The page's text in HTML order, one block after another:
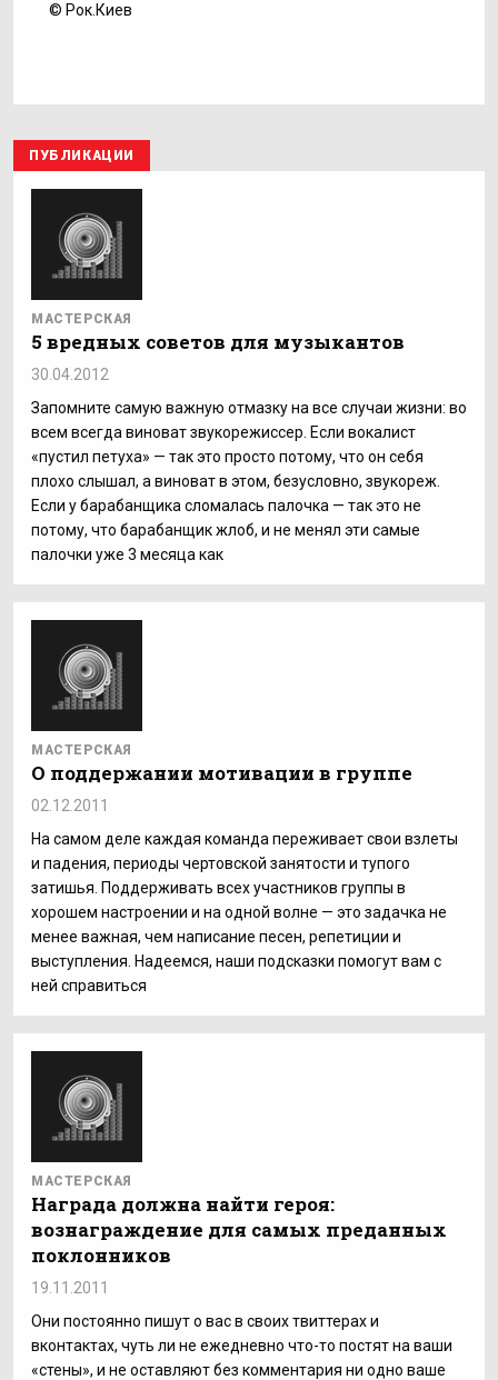
© Рок.Киев
ПУБЛИКАЦИИ
МАСТЕРСКАЯ
5 вредных советов для музыкантов
30.04.2012
Запомните самую важную отмазку на все случаи жизни: во
всем всегда виноват звукорежиссер. Если вокалист
«пустил петуха» — так это просто потому, что он себя
плохо слышал, а виноват в этом, безусловно, звукореж.
Если у барабанщика сломалась палочка — так это не
потому, что барабанщик жлоб, и не менял эти самые
палочки уже 3 месяца как
МАСТЕРСКАЯ
О поддержании мотивации в группе
02.12.2011
На самом деле каждая команда переживает свои взлеты
и падения, периоды чертовской занятости и тупого
затишья. Поддерживать всех участников группы в
хорошем настроении и на одной волне — это задачка не
менее важная, чем написание песен, репетиции и
выступления. Надеемся, наши подсказки помогут вам с
ней справиться
МАСТЕРСКАЯ
Награда должна найти героя:
вознаграждение для самых преданных
поклонников
19.11.2011
Они постоянно пишут о вас в своих твиттерах и
вконтактах, чуть ли не ежедневно что-то постят на ваши
«стены», и не оставляют без комментария ни одно ваше